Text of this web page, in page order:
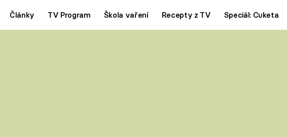
Články TV Program Škola vaření Recepty z TV Speciál: Cuketa